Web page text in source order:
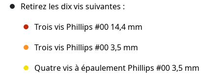
Retirez les dix vis suivantes :
Trois vis Phillips #00 14,4 mm
Trois vis Phillips #00 3,5 mm
Quatre vis à épaulement Phillips #00 3,5 mm